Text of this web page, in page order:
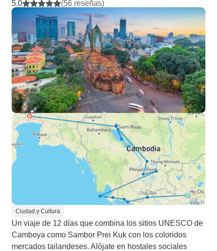
5.0 (56 reseñas)
Ciudad y Cultura
Un viaje de 12 días que combina los sitios UNESCO de
Camboya como Sambor Prei Kuk con los coloridos
mercados tailandeses. Alójate en hostales sociales